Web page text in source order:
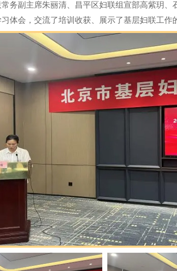
副主席朱丽清、昌平区妇联组宣部高紫玥、
体会，交流了培训收获、展示了基层妇联工作